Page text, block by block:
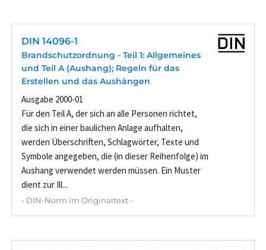
DIN 14096-1
Brandschutzordnung - Teil 1: Allgemeines
und Teil A (Aushang); Regeln für das
Erstellen und das Aushängen
Ausgabe 2000-01
Für den Teil A, der sich an alle Personen richtet,
die sich in einer baulichen Anlage aufhalten,
werden Überschriften, Schlagwörter, Texte und
Symbole angegeben, die (in dieser Reihenfolge) im
Aushang verwendet werden müssen. Ein Muster
dient zur Ill...
- DIN-Norm im Originaltext -